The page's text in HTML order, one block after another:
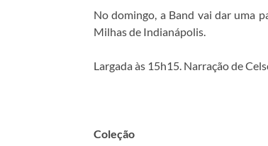
No domingo, a Band vai dar uma
Milhas de Indianápolis.
Largada às 15h15. Narração de
Coleção